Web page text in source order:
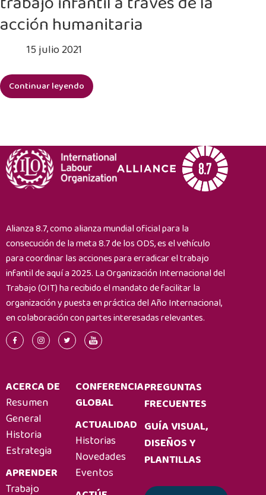
infantil
mediante
la
de
una
infancia
divertida
en
Irak
acción humanitaria
15 julio 2021
Continuar leyendo
Prevenir
el
trabajo
infantil
la
acción
humanitaria
Alianza 8.7, como alianza mundial oficial para la
consecución de la meta 8.7 de los ODS, es el vehículo
para coordinar las acciones para erradicar el trabajo
infantil de aquí a 2025. La Organización Internacional del
Trabajo (OIT) ha recibido el mandato de facilitar la
organización y puesta en práctica del Año Internacional,
en colaboración con partes interesadas relevantes.
ACERCA DE
Resumen
General
Historia
Estrategia
APRENDER
Trabajo
CONFERENCIA
GLOBAL
ACTUALIDAD
Historias
Novedades
Eventos
PREGUNTAS
FRECUENTES
GUÍA VISUAL,
DISEÑOS Y
PLANTILLAS